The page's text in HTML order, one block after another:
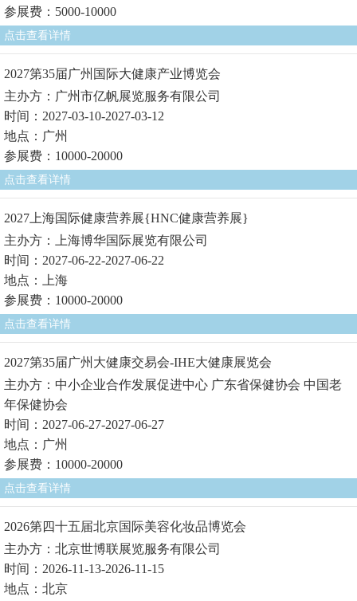
参展费：5000-10000
点击查看详情
2027第35届广州国际大健康产业博览会
主办方：广州市亿帆展览服务有限公司
时间：2027-03-10-2027-03-12
地点：广州
参展费：10000-20000
点击查看详情
2027上海国际健康营养展{HNC健康营养展}
主办方：上海博华国际展览有限公司
时间：2027-06-22-2027-06-22
地点：上海
参展费：10000-20000
点击查看详情
2027第35届广州大健康交易会-IHE大健康展览会
主办方：中小企业合作发展促进中心 广东省保健协会 中国老
年保健协会
时间：2027-06-27-2027-06-27
地点：广州
参展费：10000-20000
点击查看详情
2026第四十五届北京国际美容化妆品博览会
主办方：北京世博联展览服务有限公司
时间：2026-11-13-2026-11-15
地点：北京